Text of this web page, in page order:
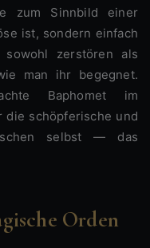
zum Sinnbild einer
ist, sondern einfach
sowohl zerstören als
man ihr begegnet.
Baphomet im
die schöpferische und
selbst — das
Orden